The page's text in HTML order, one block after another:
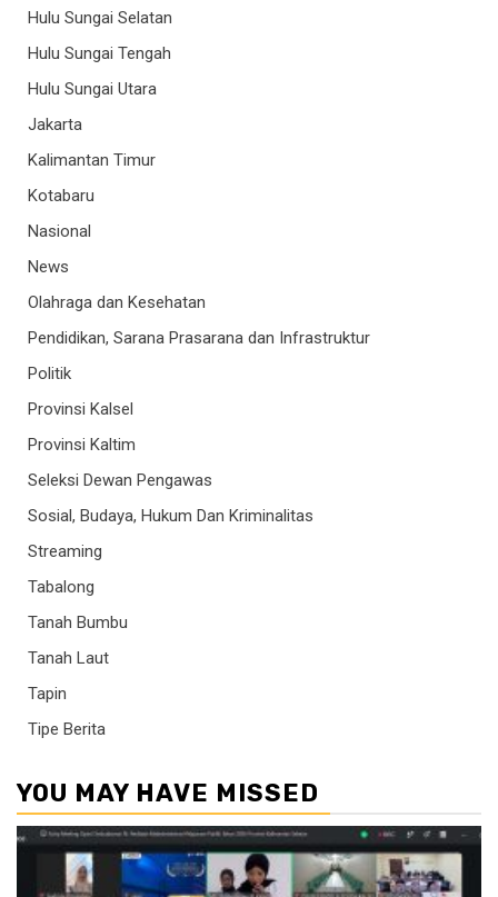
Hulu Sungai Selatan
Hulu Sungai Tengah
Hulu Sungai Utara
Jakarta
Kalimantan Timur
Kotabaru
Nasional
News
Olahraga dan Kesehatan
Pendidikan, Sarana Prasarana dan Infrastruktur
Politik
Provinsi Kalsel
Provinsi Kaltim
Seleksi Dewan Pengawas
Sosial, Budaya, Hukum Dan Kriminalitas
Streaming
Tabalong
Tanah Bumbu
Tanah Laut
Tapin
Tipe Berita
YOU MAY HAVE MISSED